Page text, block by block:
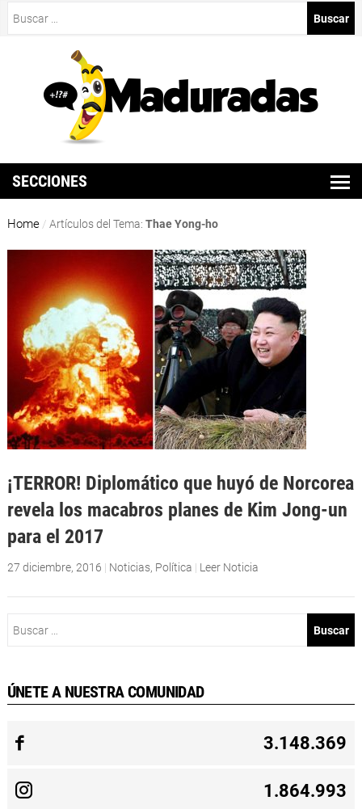
SECCIONES
Home / Artículos del Tema: Thae Yong-ho
¡TERROR! Diplomático que huyó de Norcorea
revela los macabros planes de Kim Jong-un
para el 2017
27 diciembre, 2016 | Noticias, Política | Leer Noticia
ÚNETE A NUESTRA COMUNIDAD
3.148.369
1.864.993